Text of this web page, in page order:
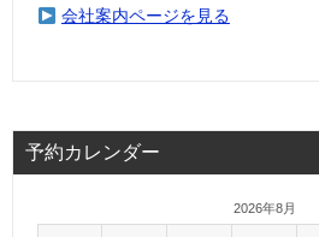
会社案内ページを見る
予約カレンダー
2026年8月